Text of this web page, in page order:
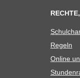
Regeln
Online